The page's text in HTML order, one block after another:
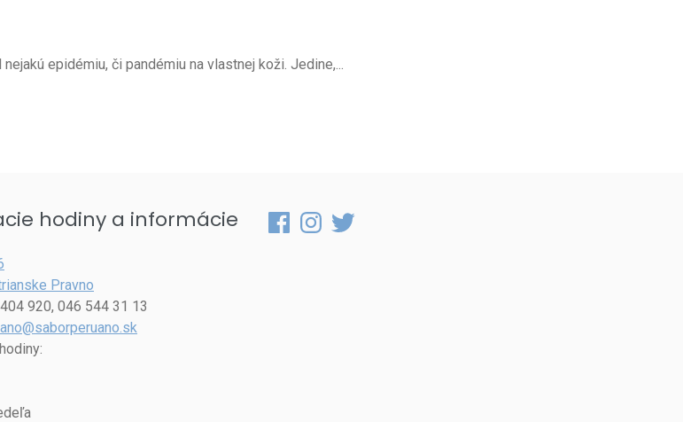
epidémiu, či pandémiu na vlastnej koži. Jedine,...
hodiny a informácie
Pravno
920, 046 544 31 13
FacebookInstagram
Twitter